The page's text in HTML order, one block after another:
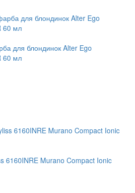
для блондинок Alter Ego
60 мл
6160INRE Murano Compact Ionic